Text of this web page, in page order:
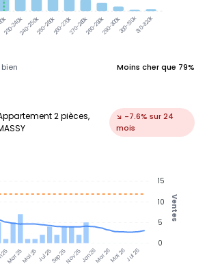
230-240k240-250k250-260k260-270k270-280k280-290k290-300k300-310k310-320k
Moins cher que 79%
2 pièces,
↘ -7.6% sur 24
mois
Mar 25Mai 25Jul 25Sep 25Nov 25Jan 26Mar 26Mai 26Jul 26
15
10
5
0
Ventes